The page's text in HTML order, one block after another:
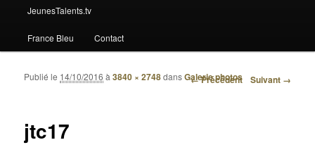
JeunesTalents.tv
France Bleu Contact
Navigation des images
← Précédent Suivant →
jtc17
Publié le 14/10/2016 à3840 × 2748dansGalerie photos